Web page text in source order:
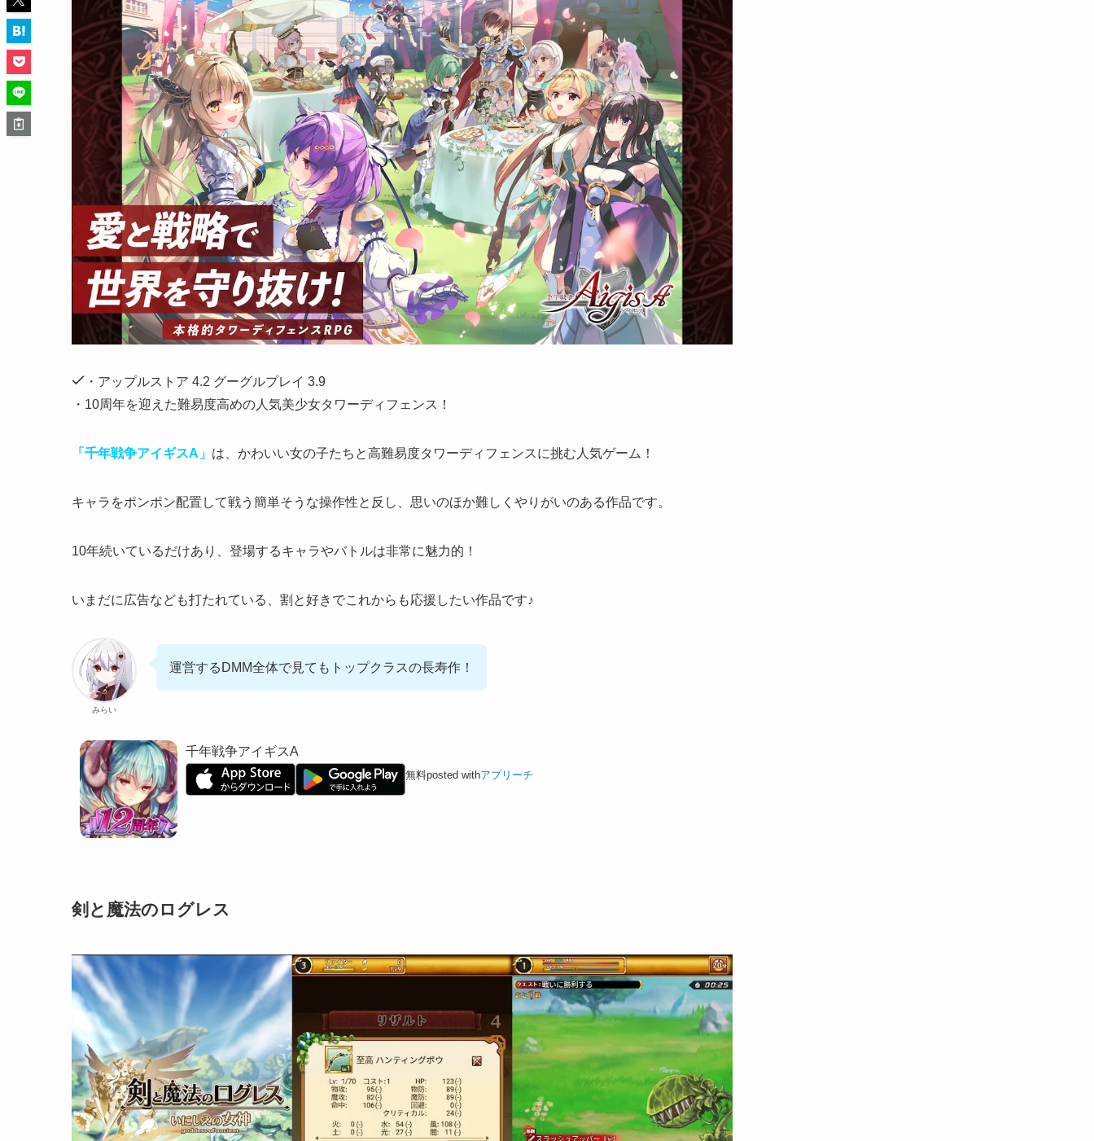
・アップルストア 4.2 グーグルプレイ 3.9
・10周年を迎えた難易度高めの人気美少女タワーディフェンス！
「千年戦争アイギスA」 は、かわいい女の子たちと高難易度タワーディフェンスに挑む人気ゲーム！
キャラをポンポン配置して戦う簡単そうな操作性と反し、 思いのほか難しくやりがいのある作品です。
10年続いているだけあり、登場するキャラやバトルは非常に魅力的！
いまだに広告なども打たれている、 割と好きでこれからも応援したい作品です♪
みらい
運営するDMM全体で見てもトップクラスの長寿作！
千年戦争アイギスA
無料posted withアプリーチ
剣と魔法のログレス